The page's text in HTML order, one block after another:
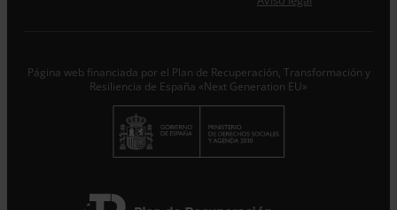
Página web financiada por el Plan de Recuperación, Transformación y
Resiliencia de España «Next Generation EU»